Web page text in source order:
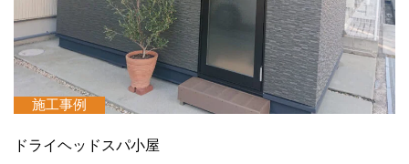
施工事例
ドライヘッドスパ小屋